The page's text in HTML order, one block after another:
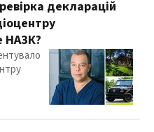
декларацій
НАЗК?